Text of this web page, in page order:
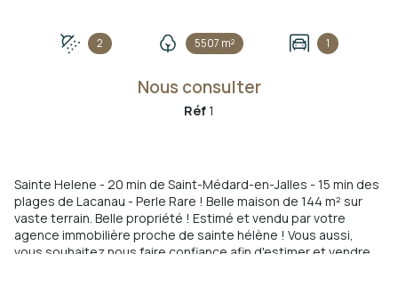
2 5507 m² 1
Nous consulter
Réf1
Sainte Helene - 20 min de Saint-Médard-en-Jalles - 15 min des
plages de Lacanau - Perle Rare ! Belle maison de 144 m² sur
vaste terrain. Belle propriété ! Estimé et vendu par votre
agence immobilière proche de sainte hélène ! Vous aussi,
vous souhaitez nous faire confiance afin d'estimer et vendre